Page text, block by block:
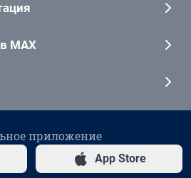
MAX
приложение
App Store